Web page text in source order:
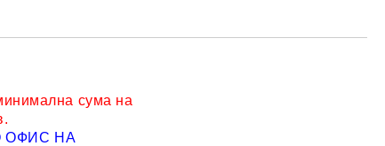
сума на
ОФИС НА